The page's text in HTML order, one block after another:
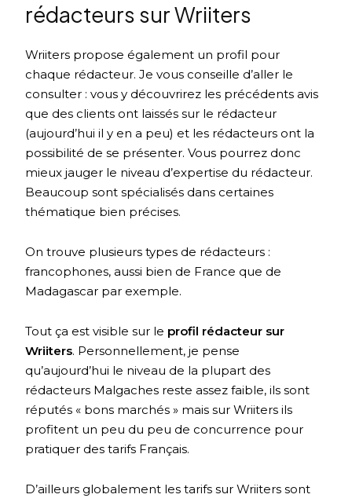
rédacteurs sur Wriiters
Wriiters propose également un profil pour
chaque rédacteur. Je vous conseille d’aller le
consulter : vous y découvrirez les précédents avis
que des clients ont laissés sur le rédacteur
(aujourd’hui il y en a peu) et les rédacteurs ont la
possibilité de se présenter. Vous pourrez donc
mieux jauger le niveau d’expertise du rédacteur.
Beaucoup sont spécialisés dans certaines
thématique bien précises.
On trouve plusieurs types de rédacteurs :
francophones, aussi bien de France que de
Madagascar par exemple.
Tout ça est visible sur le profil rédacteur sur
Wriiters. Personnellement, je pense
qu’aujourd’hui le niveau de la plupart des
rédacteurs Malgaches reste assez faible, ils sont
réputés « bons marchés » mais sur Wriiters ils
profitent un peu du peu de concurrence pour
pratiquer des tarifs Français.
D’ailleurs globalement les tarifs sur Wriiters sont